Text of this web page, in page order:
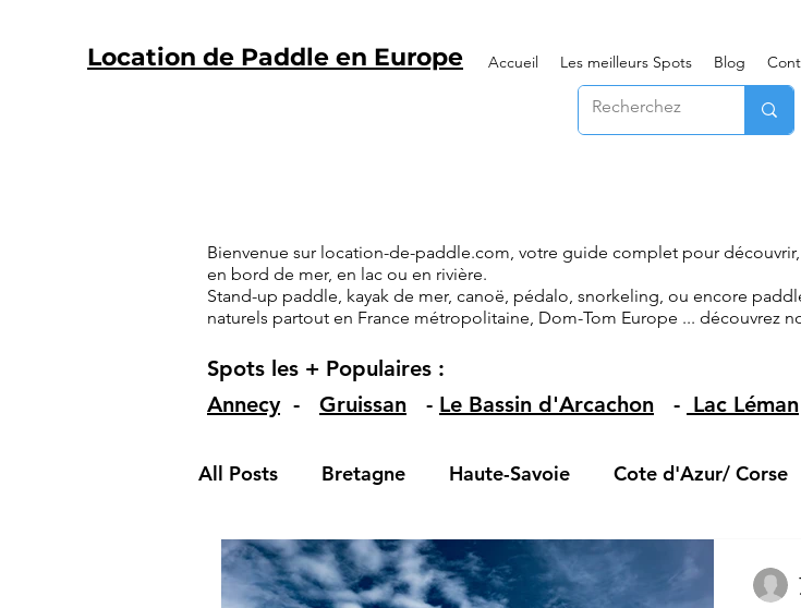
Location de Paddle en Europe Accueil Les meilleurs Spots Blog
Bienvenue sur location-de-paddle.com, votre guide complet pour
en bord de mer, en lac ou en rivière.
Stand-up paddle, kayak de mer, canoë, pédalo, snorkeling, ou encore
naturels partout en France métropolitaine, Dom-Tom Europe ... découvrez
Spots les + Populaires :
Annecy- Gruissan - Le Bassin d'Arcachon - Lac Léman
All Posts Bretagne Haute-Savoie Cote d'Azur/ Corse
Pyrenees-Orientales Ile de France